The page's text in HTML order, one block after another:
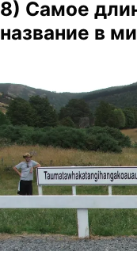
8) Самое
название в